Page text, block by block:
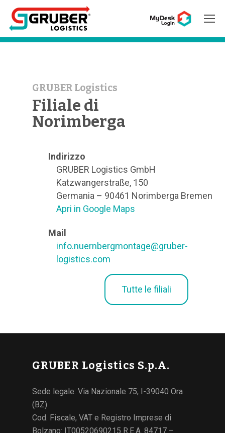
GRUBER Logistics
Filiale di
Norimberga
Indirizzo
GRUBER Logistics GmbH
Katzwangerstraße, 150
Germania – 90461 Norimberga Bremen
Apri in Google Maps
Mail
info.nuernbergmontage@gruber-
logistics.com
Tutte le filiali
GRUBER Logistics S.p.A.
Sede legale: Via Nazionale 75, I-39040 Ora
(BZ)
Cod. Fiscale, VAT e Registro Imprese di
Bolzano: IT00520690215 R.E.A. 84717 –